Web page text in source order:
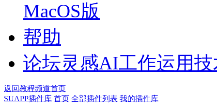
MacOS版
帮助
论坛灵感AI工作运用
返回教程频道首页
SUAPP插件库 首页 全部插件列表 我的插件库